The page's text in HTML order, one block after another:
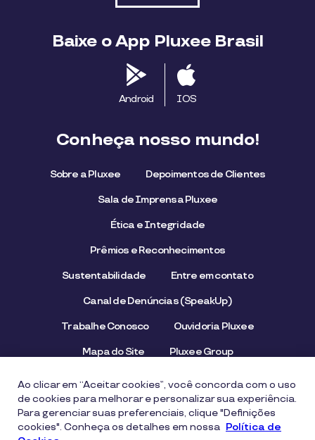
Baixe o App Pluxee Brasil
Android IOS
Conheça nosso mundo!
Sobre a Pluxee Depoimentos de Clientes
Sala de Imprensa Pluxee
Ética e Integridade
Prêmios e Reconhecimentos
Sustentabilidade Entre em contato
Canal de Denúncias (SpeakUp)
Trabalhe Conosco Ouvidoria Pluxee
Mapa do Site Pluxee Group
Aviso de Privacidade Termos de uso
Ao clicar em “Aceitar cookies”, você concorda com o uso
de cookies para melhorar e personalizar sua experiência.
Para gerenciar suas preferenciais, clique "Definições
cookies". Conheça os detalhes em nossa Política de